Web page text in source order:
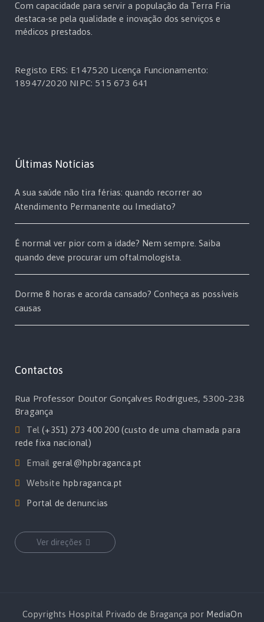
Com capacidade para servir a população da Terra Fria
destaca-se pela qualidade e inovação dos serviços e
médicos prestados.
Registo ERS: E147520 Licença Funcionamento:
18947/2020 NIPC: 515 673 641
Últimas Notícias
A sua saúde não tira férias: quando recorrer ao
Atendimento Permanente ou Imediato?
É normal ver pior com a idade? Nem sempre. Saiba
quando deve procurar um oftalmologista.
Dorme 8 horas e acorda cansado? Conheça as possíveis
causas
Contactos
Rua Professor Doutor Gonçalves Rodrigues, 5300-238
Bragança
Tel(+351) 273 400 200 (custo de uma chamada para
rede fixa nacional)
Email geral@hpbraganca.pt
Website hpbraganca.pt
Portal de denuncias
Ver direções
Copyrights Hospital Privado de Bragança por MediaOn